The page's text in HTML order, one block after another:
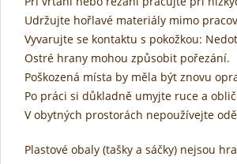
Udržujte hořlavé materiály mimo
Vyvarujte se kontaktu s pokožkou:
Ostré hrany mohou způsobit pořezání.
Poškozená místa by měla být znovu
Po práci si důkladně umyjte ruce a
V obytných prostorách nepoužívejte
Plastové obaly (tašky a sáčky) nejsou